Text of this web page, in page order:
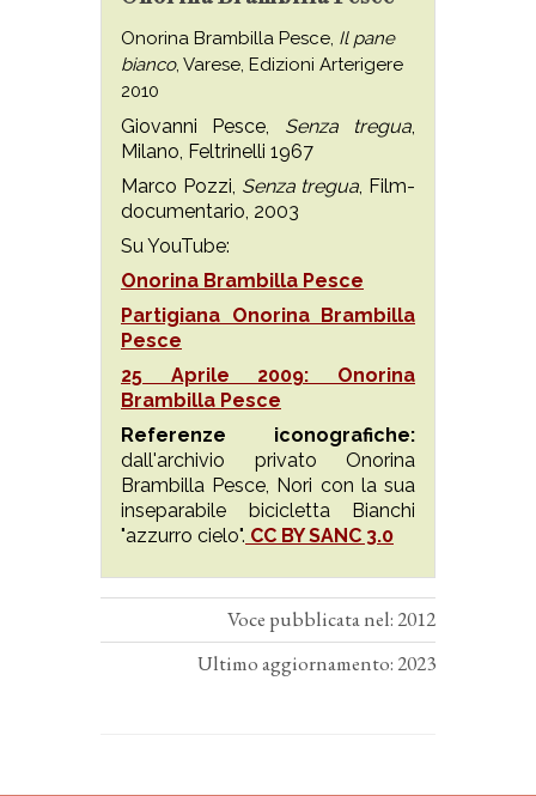
Onorina Brambilla Pesce, Il pane
bianco, Varese, Edizioni Arterigere
2010
Giovanni Pesce, Senza tregua
Milano, Feltrinelli 1967
Marco Pozzi, Senza tregua , Film-
documentario, 2003
Su YouTube:
Onorina Brambilla Pesce
Partigiana Onorina Brambilla
Pesce
25 Aprile 2009: Onorina
Brambilla Pesce
Referenze iconografiche:
dall'archivio privato Onorina
Brambilla Pesce, Nori con la sua
inseparabile bicicletta Bianchi
"azzurro cielo". CC BY SANC 3.0
Voce pubblicata nel: 2012
Ultimo aggiornamento: 2023